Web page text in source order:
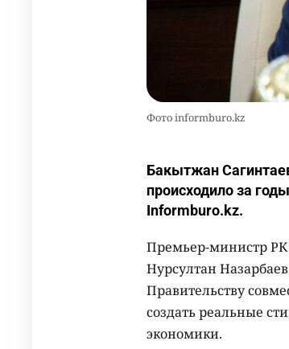
Фото informburo.kz
Бакытжан
происходило за
Informburo.kz.
Премьер-министр РК
Нурсултан Назарбаев
Правительству
создать реальные
экономики.